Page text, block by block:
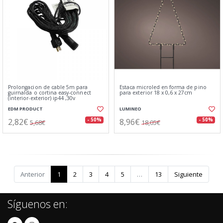
Prolongacion de cable 5m para
guirnalda o cortina easy-connect
(interior-exterior) ip44 ,30v
EDM PRODUCT
2,82€ 5,68€ - 50%
Estaca microled en forma de pino
para exterior 18 x 0,6 x 27cm
LUMINEO
8,96€ 18,05€ - 50%
Anterior 1 2 3 4 5 … 13 Siguiente
Síguenos en: